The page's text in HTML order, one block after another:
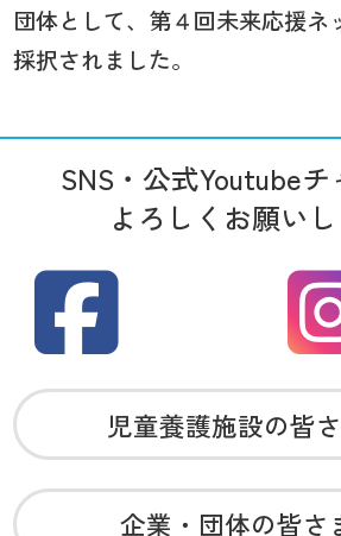
団体として、第４回未来応援ネ
採択されました。
SNS・公式Youtube
よろしくお願いし
児童養護施設の皆
企業・団体の皆さ